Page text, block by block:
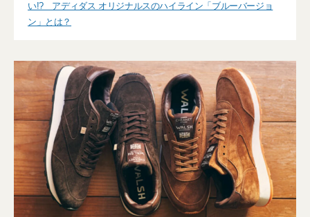
い!? アディダス オリジナルスのハイライン「ブルーバージョ
ン」とは？